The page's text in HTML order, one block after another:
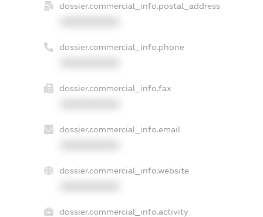
dossier.commercial_info.postal_address
dossier.commercial_info.phone
dossier.commercial_info.fax
dossier.commercial_info.email
dossier.commercial_info.website
dossier.commercial_info.activity